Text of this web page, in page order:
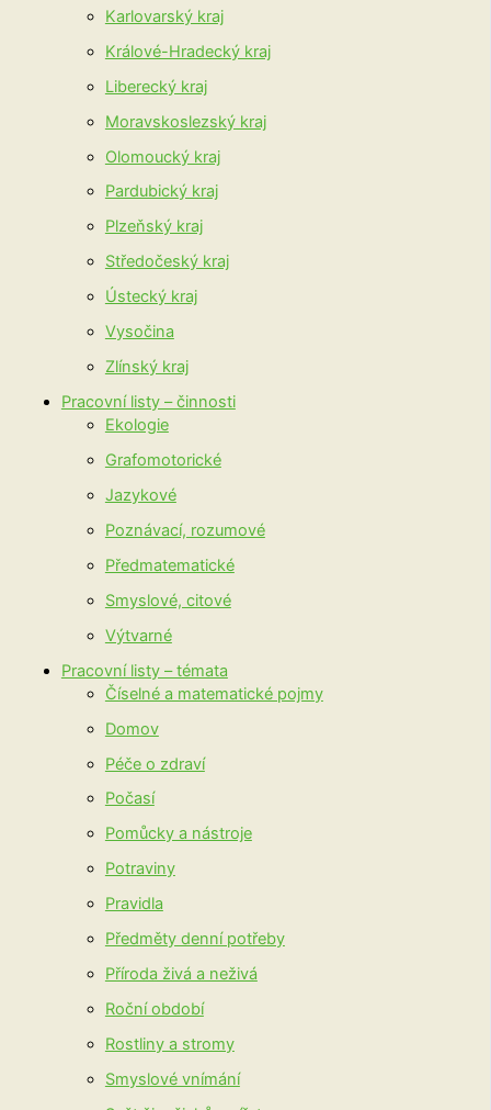
Karlovarský kraj
Králové-Hradecký kraj
Liberecký kraj
Moravskoslezský kraj
Olomoucký kraj
Pardubický kraj
Plzeňský kraj
Středočeský kraj
Ústecký kraj
Vysočina
Zlínský kraj
Pracovní listy – činnosti
Ekologie
Grafomotorické
Jazykové
Poznávací, rozumové
Předmatematické
Smyslové, citové
Výtvarné
Pracovní listy – témata
Číselné a matematické pojmy
Domov
Péče o zdraví
Počasí
Pomůcky a nástroje
Potraviny
Pravidla
Předměty denní potřeby
Příroda živá a neživá
Roční období
Rostliny a stromy
Smyslové vnímání